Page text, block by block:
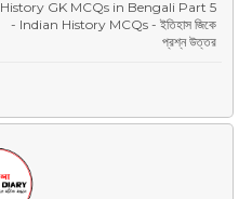
History GK MCQs in Bengali Part 5
- Indian History MCQs - ইতিহাস জিকে
প্রশ্ন উত্তর